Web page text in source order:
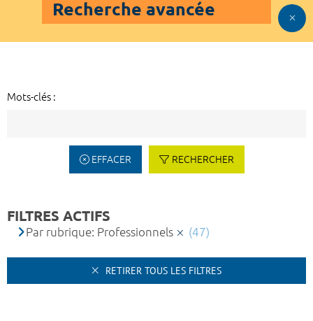
Recherche avancée
Mots-clés :
EFFACER RECHERCHER
FILTRES ACTIFS
Par rubrique: Professionnels (47)
RETIRER TOUS LES FILTRES